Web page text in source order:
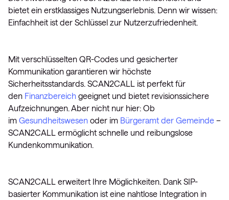
bietet ein erstklassiges Nutzungserlebnis. Denn wir wissen:
Einfachheit ist der Schlüssel zur Nutzerzufriedenheit.
Mit verschlüsselten QR-Codes und gesicherter
Kommunikation garantieren wir höchste
Sicherheitsstandards. SCAN2CALL ist perfekt für
den Finanzbereich geeignet und bietet revisionssichere
Aufzeichnungen. Aber nicht nur hier: Ob
im Gesundheitswesen oder im Bürgeramt der Gemeinde –
SCAN2CALL ermöglicht schnelle und reibungslose
Kundenkommunikation.
SCAN2CALL erweitert Ihre Möglichkeiten. Dank SIP-
basierter Kommunikation ist eine nahtlose Integration in